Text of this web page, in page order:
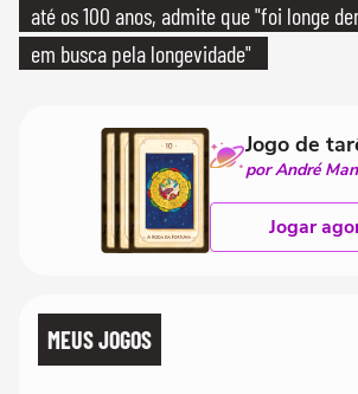
até os 100 anos, admite que "foi longe
em busca pela longevidade"
Jogo de
por André
Jogar
MEUS JOGOS